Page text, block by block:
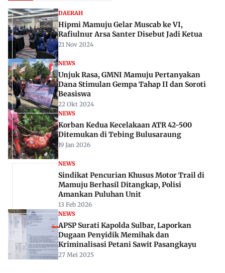
DAERAH
Hipmi Mamuju Gelar Muscab ke VI,
Rafiulnur Arsa Santer Disebut Jadi Ketua
21 Nov 2024
NEWS
Unjuk Rasa, GMNI Mamuju Pertanyakan
Dana Stimulan Gempa Tahap II dan Soroti
Beasiswa
22 Okt 2024
NEWS
Korban Kedua Kecelakaan ATR 42-500
Ditemukan di Tebing Bulusaraung
19 Jan 2026
NEWS
Sindikat Pencurian Khusus Motor Trail di
Mamuju Berhasil Ditangkap, Polisi
Amankan Puluhan Unit
13 Feb 2026
NEWS
APSP Surati Kapolda Sulbar, Laporkan
Dugaan Penyidik Memihak dan
Kriminalisasi Petani Sawit Pasangkayu
27 Mei 2025